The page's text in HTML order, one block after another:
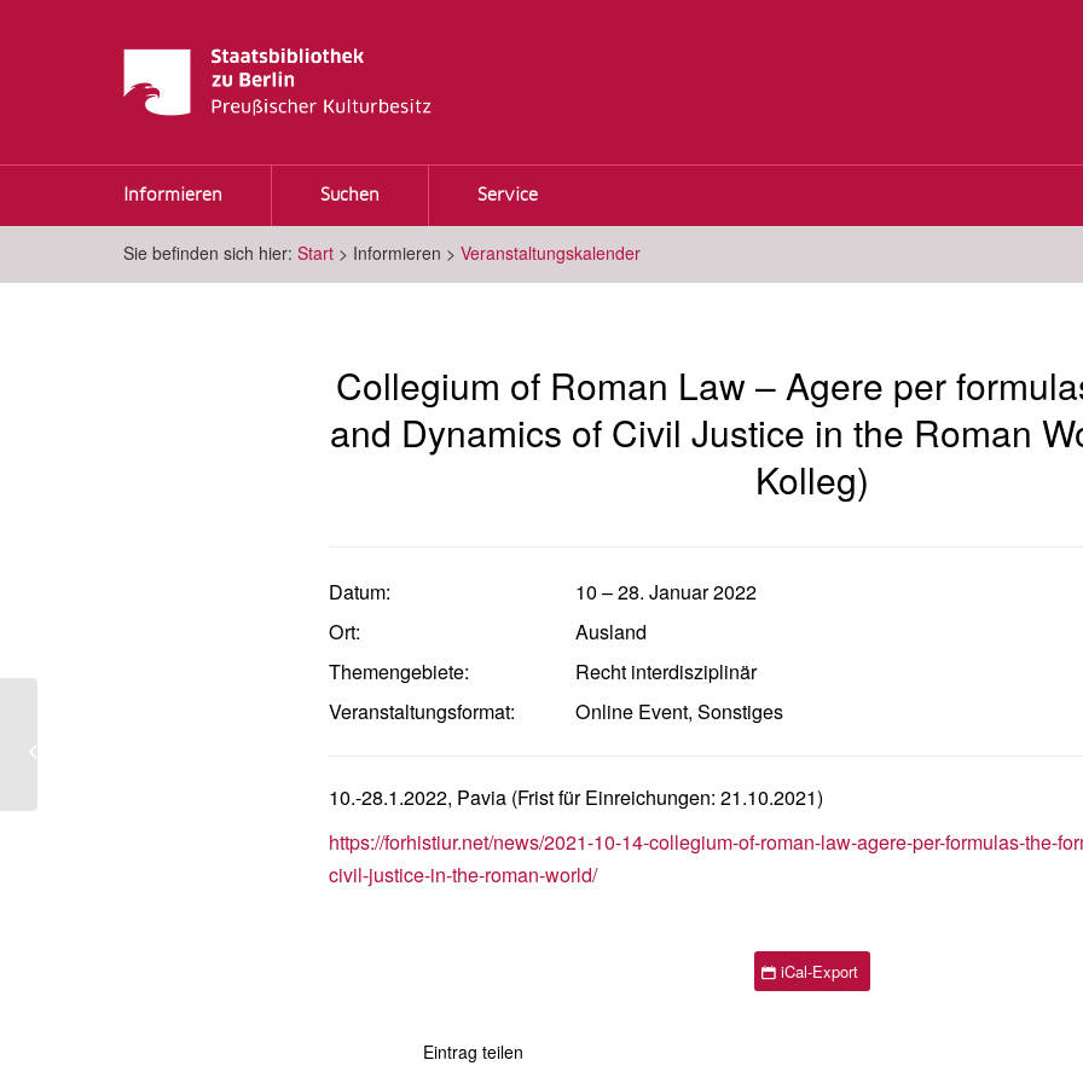
Informieren Suchen Service
Sie befinden sich hier: Start > Informieren > Veranstaltungskalender
Collegium of Roman Law – Agere per
and Dynamics of Civil Justice in the Roman
Kolleg)
Datum: 10–28. Januar 2022
Ort:
Ausland
Themengebiete:
Recht interdisziplinär
Veranstaltungsformat:
Online Event, Sonstiges
10.-28.1.2022, Pavia (Frist für Einreichungen: 21.10.2021)
https://forhistiur.net/news/2021-10-14-collegium-of-roman-law-agere-per-formulas-the-
civil-justice-in-the-roman-world/
iCal-Export
Eintrag teilen